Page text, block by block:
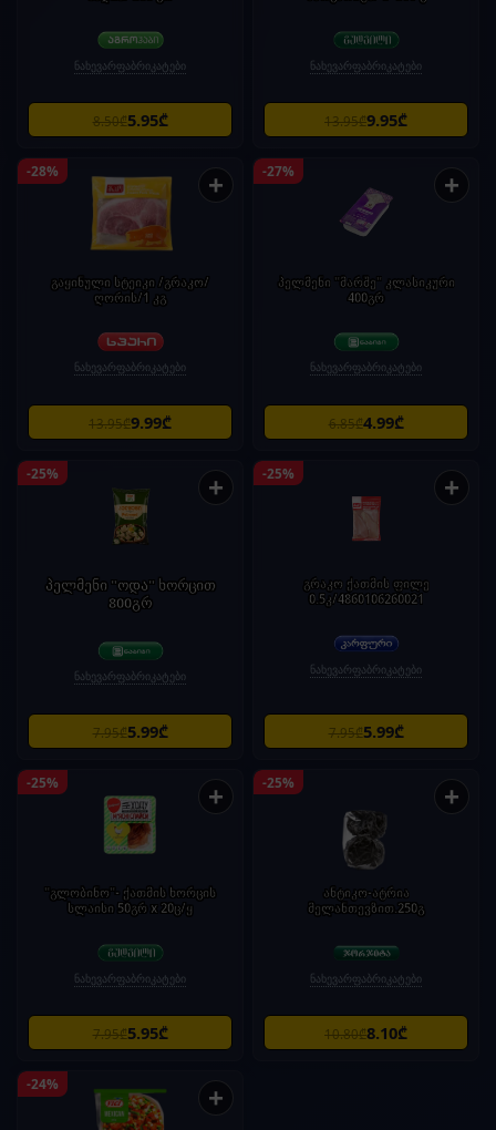
ნახევარფაბრიკატები
8.50₾5.95₾
ნახევარფაბრიკატები
13.95₾9.95₾
-28% +
გაყინული სტეიკი /გრაკო/
ღორის/1 კგ
ნახევარფაბრიკატები
13.95₾9.99₾
-27% +
პელმენი "მარშე" კლასიკური
400გრ
ნახევარფაბრიკატები
6.85₾4.99₾
-25% +
პელმენი "ოდა" ხორცით
800გრ
ნახევარფაბრიკატები
7.95₾5.99₾
-25% +
გრაკო ქათმის ფილე
0.5კ/4860106260021
ნახევარფაბრიკატები
7.95₾5.99₾
-25% +
"გლობინო"- ქათმის ხორცის
სლაისი 50გრ x 20ც/ყ
ნახევარფაბრიკატები
7.95₾5.95₾
-25% +
ანტიკო-ატრია
მელანთევზით.250გ
ნახევარფაბრიკატები
10.80₾8.10₾
-24% +